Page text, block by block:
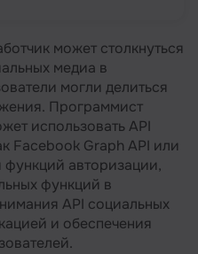
может столкнуться
медиа в
могли делиться
Программист
использовать API
Facebook Graph API или
функций авторизации,
функций в
API социальных
и обеспечения